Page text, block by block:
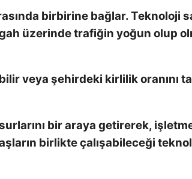
birbirine bağlar. Teknoloji
üzerinde trafiğin yoğun olup
veya şehirdeki kirlilik oranını
bir araya getirerek,
birlikte çalışabileceği